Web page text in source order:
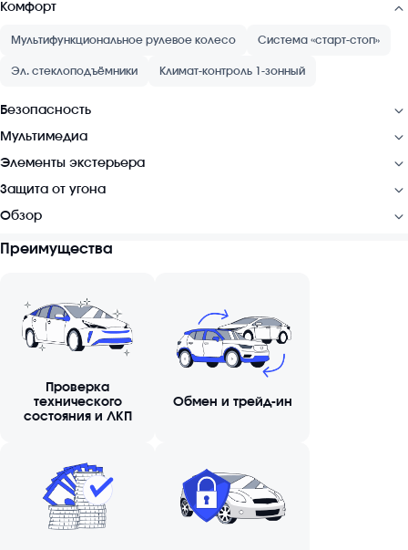
Комфорт
Мультифункциональное рулевое колесо Система «старт-стоп»
Эл. стеклоподъёмники Климат-контроль 1-зонный
Безопасность
Мультимедиа
Элементы экстерьера
Защита от угона
Обзор
Преимущества
Проверка
технического
состояния и ЛКП
Обмен и трейд-ин